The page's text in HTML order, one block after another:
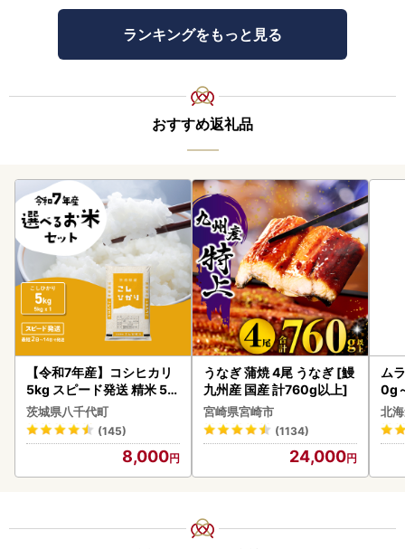
ランキングをもっと見る
おすすめ返礼品
【令和7年産】コシヒカリ
5kg スピード発送 精米 5k
g x 1袋 白米 茨城県 八千代
町
茨城県八千代町
(145)
8,000
うなぎ 蒲焼 4尾 うなぎ [鰻
九州産 国産 計760g以上]
宮崎県宮崎市
(1134)
24,000
ム
0g
北